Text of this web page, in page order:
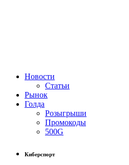
Новости
Статьи
Рынок
Голда
Розыгрыши
Промокоды
500G
Киберспорт